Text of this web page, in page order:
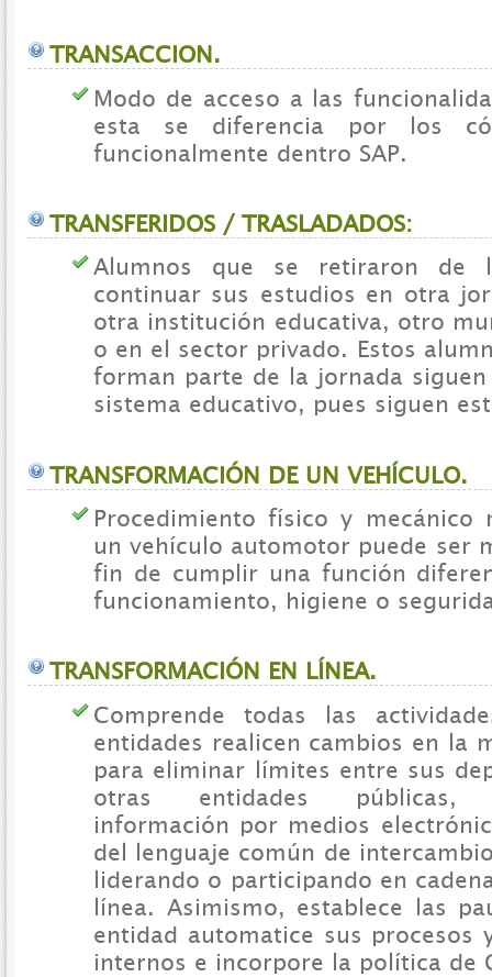
TRANSACCION.
Modo de acceso a las
esta se diferencia por los
funcionalmente dentro SAP.
TRANSFERIDOS / TRASLADADOS:
Alumnos que se retiraron de
continuar sus estudios en otra
otra institución educativa, otro
o en el sector privado. Estos
forman parte de la jornada
sistema educativo, pues siguen
TRANSFORMACIÓN DE UN VEHÍCULO.
Procedimiento físico y mecánico
un vehículo automotor puede ser
fin de cumplir una función
funcionamiento, higiene o
TRANSFORMACIÓN EN LÍNEA.
Comprende todas las
entidades realicen cambios en la
para eliminar límites entre sus
otras entidades públicas,
información por medios
del lenguaje común de
liderando o participando en
línea. Asimismo, establece las
entidad automatice sus procesos
internos e incorpore la política de